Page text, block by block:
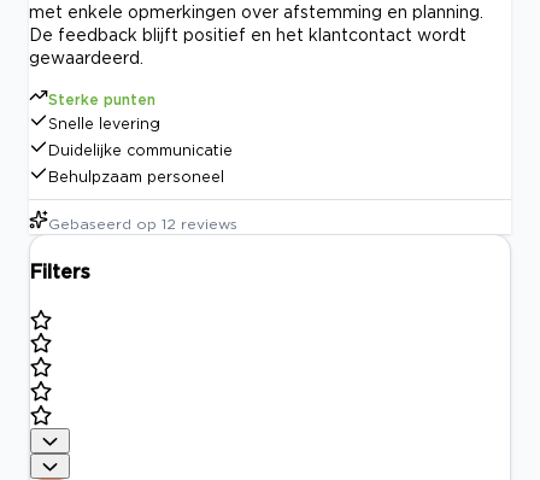
met enkele opmerkingen over afstemming en planning.
De feedback blijft positief en het klantcontact wordt
gewaardeerd.
Sterke punten
Snelle levering
Duidelijke communicatie
Behulpzaam personeel
Gebaseerd op 12 reviews
Filters